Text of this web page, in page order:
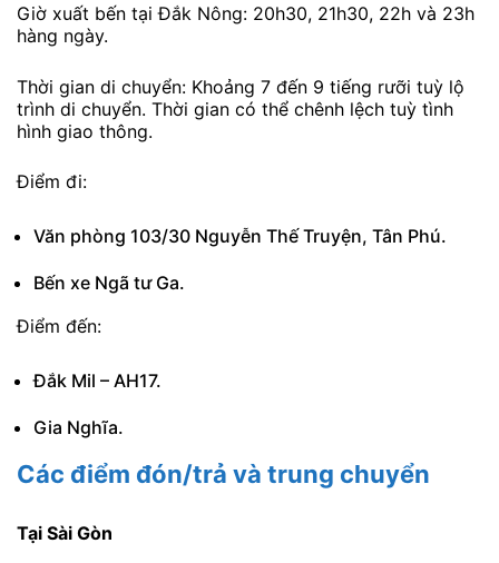
Giờ xuất bến tại Đắk Nông: 20h30, 21h30, 22h và 23h
hàng ngày.
Thời gian di chuyển: Khoảng 7 đến 9 tiếng rưỡi tuỳ lộ
trình di chuyển. Thời gian có thể chênh lệch tuỳ tình
hình giao thông.
Điểm đi:
Văn phòng 103/30 Nguyễn Thế Truyện, Tân Phú.
Bến xe Ngã tư Ga.
Điểm đến:
Đắk Mil – AH17.
Gia Nghĩa.
Các điểm đón/trả và trung chuyển
Tại Sài Gòn